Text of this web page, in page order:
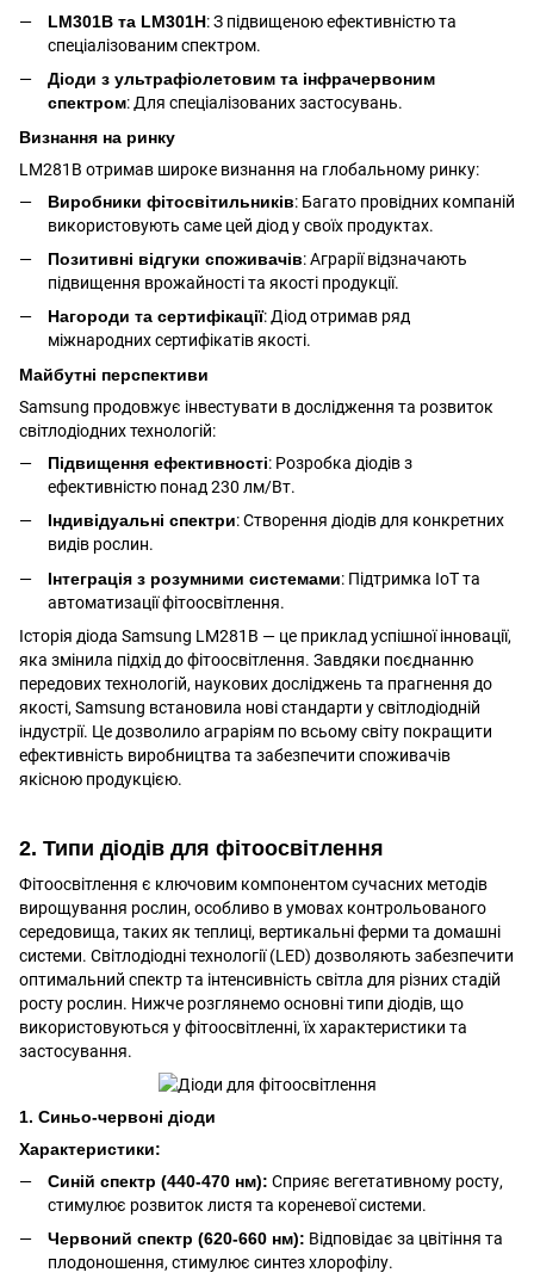
LM301B та LM301H: З підвищеною ефективністю та
спеціалізованим спектром.
Діоди з ультрафіолетовим та інфрачервоним
спектром: Для спеціалізованих застосувань.
Визнання на ринку
LM281B отримав широке визнання на глобальному ринку:
Виробники фітосвітильників: Багато провідних компаній
використовують саме цей діод у своїх продуктах.
Позитивні відгуки споживачів: Аграрії відзначають
підвищення врожайності та якості продукції.
Нагороди та сертифікації: Діод отримав ряд
міжнародних сертифікатів якості.
Майбутні перспективи
Samsung продовжує інвестувати в дослідження та розвиток
світлодіодних технологій:
Підвищення ефективності: Розробка діодів з
ефективністю понад 230 лм/Вт.
Індивідуальні спектри: Створення діодів для конкретних
видів рослин.
Інтеграція з розумними системами: Підтримка IoT та
автоматизації фітоосвітлення.
Історія діода Samsung LM281B — це приклад успішної інновації,
яка змінила підхід до фітоосвітлення. Завдяки поєднанню
передових технологій, наукових досліджень та прагнення до
якості, Samsung встановила нові стандарти у світлодіодній
індустрії. Це дозволило аграріям по всьому світу покращити
ефективність виробництва та забезпечити споживачів
якісною продукцією.
2. Типи діодів для фітоосвітлення
Фітоосвітлення є ключовим компонентом сучасних методів
вирощування рослин, особливо в умовах контрольованого
середовища, таких як теплиці, вертикальні ферми та домашні
системи. Світлодіодні технології (LED) дозволяють забезпечити
оптимальний спектр та інтенсивність світла для різних стадій
росту рослин. Нижче розглянемо основні типи діодів, що
використовуються у фітоосвітленні, їх характеристики та
застосування.
1. Синьо-червоні діоди
Характеристики:
Синій спектр (440-470 нм): Сприяє вегетативному росту,
стимулює розвиток листя та кореневої системи.
Червоний спектр (620-660 нм): Відповідає за цвітіння та
плодоношення, стимулює синтез хлорофілу.